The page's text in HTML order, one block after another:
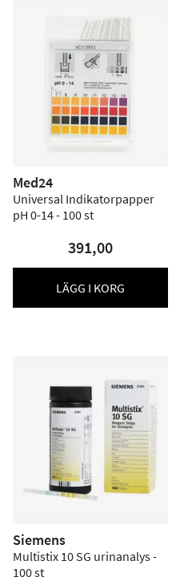
Med24
Universal Indikatorpapper
pH 0-14 - 100 st
391,00
LÄGG I KORG
Siemens
Multistix 10 SG urinanalys -
100 st